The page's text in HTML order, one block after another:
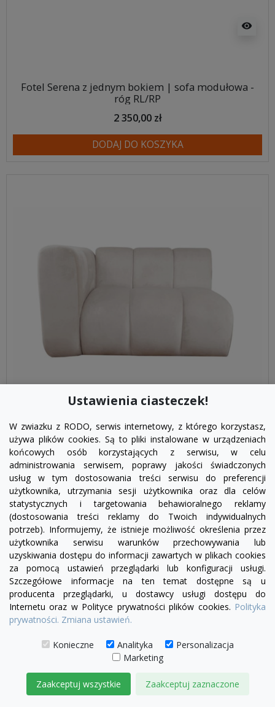
visibility
Fotel Serena z jednym bokiem | sofa modułowa -
róg RL/RP
2 350,00 zł
DODAJ DO KOSZYKA
Fotel Serena bez boku | sofa modułowa - element
prosty SL/SP
1 780,00 zł
DODAJ DO KOSZYKA
Ustawienia ciasteczek!
W zwiazku z RODO, serwis internetowy, z którego korzystasz,
używa plików cookies. Są to pliki instalowane w urządzeniach
końcowych osób korzystających z serwisu, w celu
administrowania serwisem, poprawy jakości świadczonych
usług w tym dostosowania treści serwisu do preferencji
użytkownika, utrzymania sesji użytkownika oraz dla celów
statystycznych i targetowania behawioralnego reklamy
(dostosowania treści reklamy do Twoich indywidualnych
potrzeb). Informujemy, że istnieje możliwość określenia przez
użytkownika serwisu warunków przechowywania lub
uzyskiwania dostępu do informacji zawartych w plikach cookies
za pomocą ustawień przeglądarki lub konfiguracji usługi.
Szczegółowe informacje na ten temat dostępne są u
producenta przeglądarki, u dostawcy usługi dostępu do
Internetu oraz w Polityce prywatności plików cookies. Polityka
prywatności. Zmiana ustawień.
Konieczne Analityka
Personalizacja
Marketing
Zaakceptuj wszystkie Zaakceptuj zaznaczone